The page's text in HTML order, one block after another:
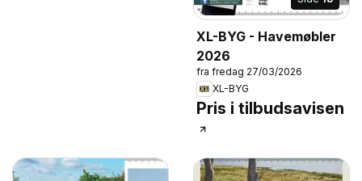
XL-BYG - Havemøbler
2026
fra fredag 27/03/2026
XL-BYG
Pris i tilbudsavisen